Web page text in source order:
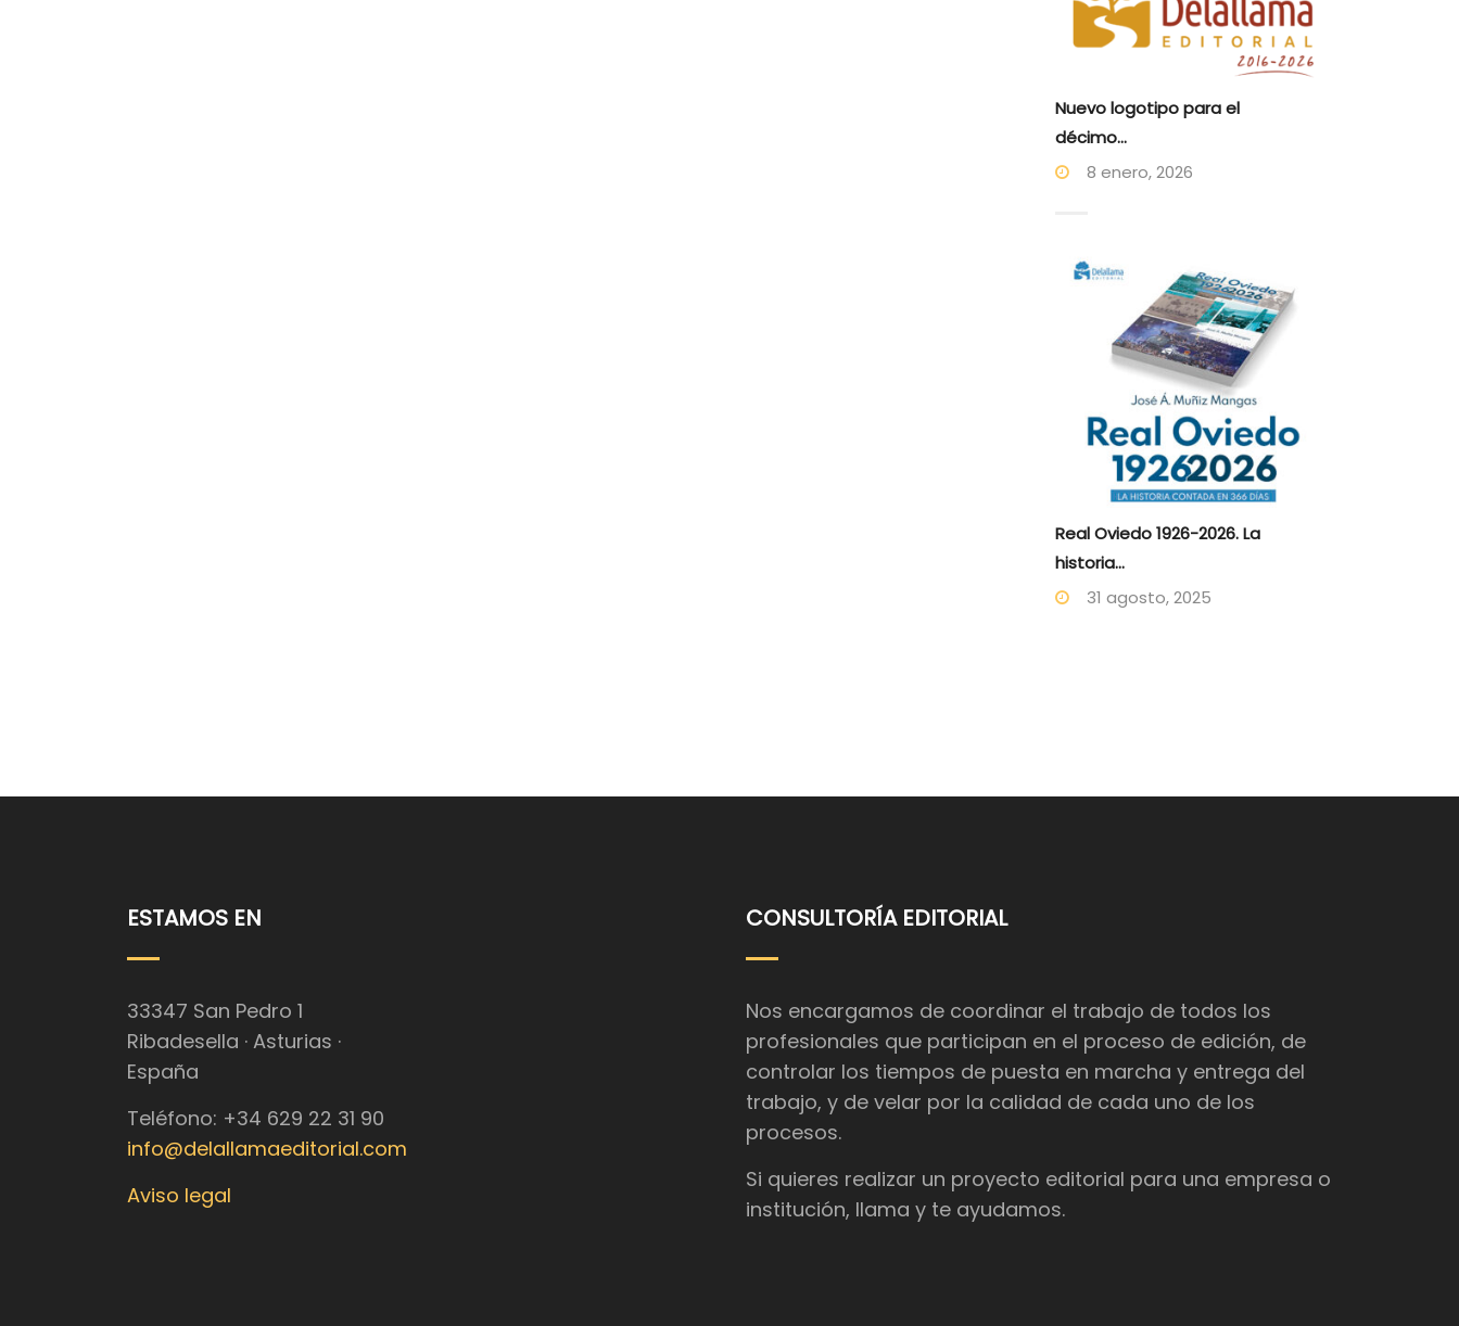
Nuevo logotipo para el
décimo...
8 enero, 2026
Real Oviedo 1926-2026. La
historia...
31 agosto, 2025
ESTAMOS EN
33347 San Pedro 1
Ribadesella · Asturias ·
España
Teléfono: +34 629 22 31 90
info@delallamaeditorial.com
Aviso legal
CONSULTORÍA EDITORIAL
Nos encargamos de coordinar el trabajo de todos los
profesionales que participan en el proceso de edición, de
controlar los tiempos de puesta en marcha y entrega del
trabajo, y de velar por la calidad de cada uno de los
procesos.
Si quieres realizar un proyecto editorial para una empresa o
institución, llama y te ayudamos.